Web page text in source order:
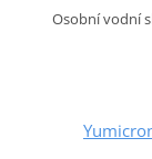
Osobní vodní